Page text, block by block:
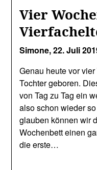
Vier
Simone,22. Juli
Genau heute vor
Tochter geboren.
von Tag zu Tag ein
also schon wieder
glauben können wir
Wochenbett einen
die erste…